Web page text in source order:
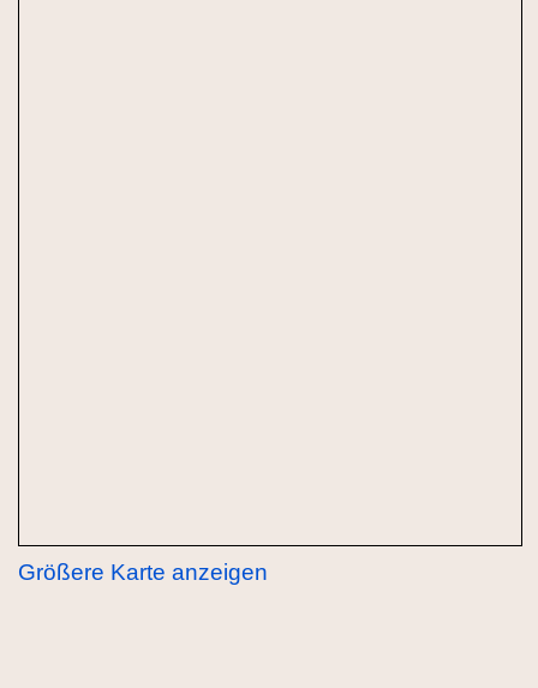
Größere Karte anzeigen